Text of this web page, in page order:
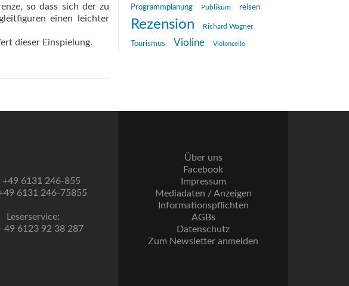
so dass sich der zu
einen leichter
dieser Einspielung.
Programmplanung Publikum reisen
Rezension Richard Wagner
Tourismus Violine Violoncello
+49 6131 246-855
6131 246-75855
Leserservice:
49 6123 92 38 287
Über uns
Facebook
Impressum
Mediadaten / Anzeigen
Informationspflichten
AGBs
Datenschutz
Zum Newsletter anmelden